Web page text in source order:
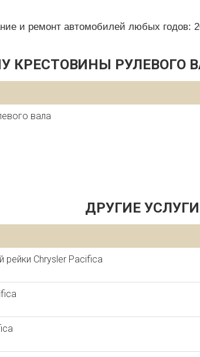
и ремонт автомобилей любых годов:
РУЛЕВОГО
вала
ДРУГИЕ УСЛУГИ
рейки Chrysler Pacifica